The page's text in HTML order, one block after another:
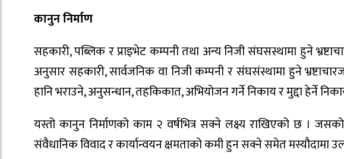
कानुन निर्माण
सहकारी, पब्लिक र प्राइभेट कम्पनी तथा अन्य निजी संघसस्थामा हुने
अनुसार सहकारी, सार्वजनिक वा निजी कम्पनी र संघसंस्थामा हुने
हानि भराउने, अनुसन्धान, तहकिकात, अभियोजन गर्ने निकाय र मुद्दा हेर्ने
यस्तो कानुन निर्माणको काम २ वर्षभित्र सक्ने लक्ष्य राखिएको छ । जसको
संवैधानिक विवाद र कार्यान्वयन क्षमताको कमी हुन सक्ने समेत मस्यौदामा